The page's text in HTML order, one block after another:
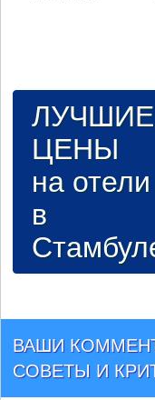
ЛУЧШИЕ
ЦЕНЫ
на отели
в
ВАШИ
СОВЕТЫ И